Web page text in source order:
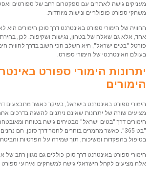
מעניקים גישה לאתרים עם ספקטרום רחב של ספורטים
משחקי ספורט פופולריים ונישות מיוחדות.
החוויה של הימורי ספורט באינטרנט דרך סוכן הימורים היא
אחד, אלא גם שאלה של בטחון, נגישות ושקיפות. לכן,
פורטל "בטים ישראל", היא השלב הכי חשוב בדרך לחווית
בעולם האינטרנטי של הימורי ספורט.
יתרונות הימורי ספורט
הימורים
הימורי ספורט באינטרנט בישראל, בעיקר כאשר מתבצעים
מציעים שורה של יתרונות שאינם ניתנים להשגה בדרכים
הימורים דרך "בטים ישראל" מבטיחים גישה בטוחה
"בט 365". כאשר מהמרים בוחרים להמר דרך סוכן, הם
בטיפול בהפקדות ומשיכות, תוך שמירה על הפרטיות
הימורי ספורט באינטרנט דרך סוכן כוללים גם מגוון רחב של
אלה מציעים לקהל הישראלי גישה למשחקים ואירועי ספורט